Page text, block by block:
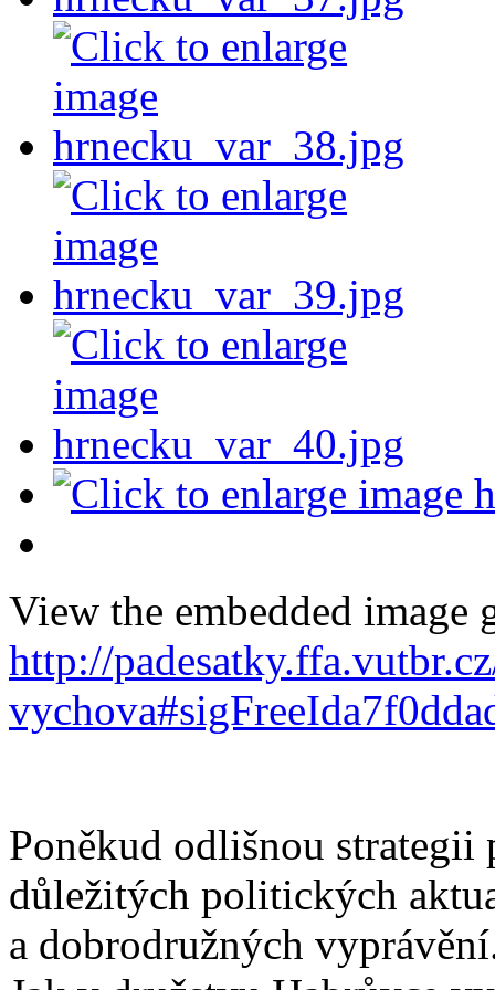
View the embedded image
http://
Poněkud odlišnou strategii
důležitých politických
a dobrodružných